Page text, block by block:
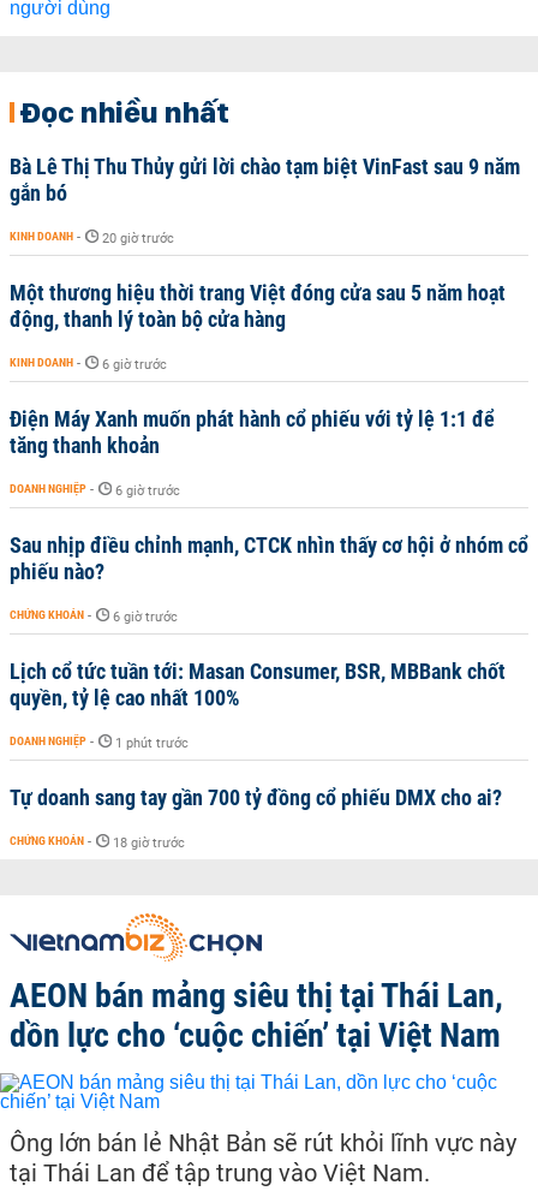
Đọc nhiều nhất
Bà Lê Thị Thu Thủy gửi lời chào tạm biệt VinFast sau 9 năm
gắn bó
KINH DOANH - 20 giờ trước
Một thương hiệu thời trang Việt đóng cửa sau 5 năm hoạt
động, thanh lý toàn bộ cửa hàng
KINH DOANH - 6 giờ trước
Điện Máy Xanh muốn phát hành cổ phiếu với tỷ lệ 1:1 để
tăng thanh khoản
DOANH NGHIỆP - 6 giờ trước
Sau nhịp điều chỉnh mạnh, CTCK nhìn thấy cơ hội ở nhóm cổ
phiếu nào?
CHỨNG KHOÁN - 6 giờ trước
Lịch cổ tức tuần tới: Masan Consumer, BSR, MBBank chốt
quyền, tỷ lệ cao nhất 100%
DOANH NGHIỆP - 1 phút trước
Tự doanh sang tay gần 700 tỷ đồng cổ phiếu DMX cho ai?
CHỨNG KHOÁN - 18 giờ trước
AEON bán mảng siêu thị tại Thái Lan,
dồn lực cho ‘cuộc chiến’ tại Việt Nam
Ông lớn bán lẻ Nhật Bản sẽ rút khỏi lĩnh vực này
tại Thái Lan để tập trung vào Việt Nam.